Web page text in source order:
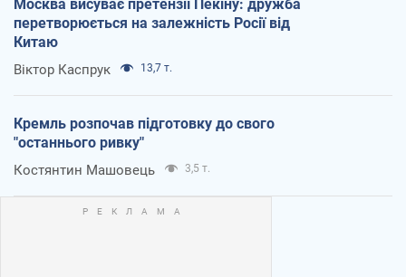
Москва висуває претензії Пекіну: дружба
перетворюється на залежність Росії від
Китаю
Віктор Каспрук 13,7 т.
Кремль розпочав підготовку до свого
"останнього ривку"
Костянтин Машовець 3,5 т.